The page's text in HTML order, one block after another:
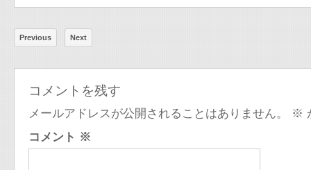
Previous Next
コメントを残す
メールアドレスが公開されることはありません。 ※
コメント ※